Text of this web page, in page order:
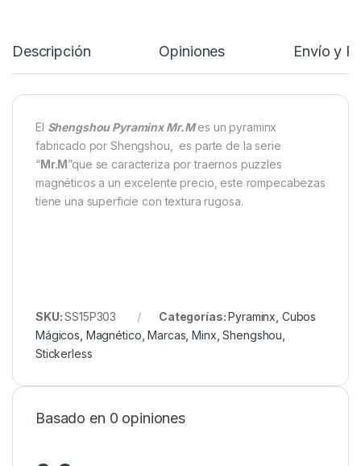
Descripción Opiniones Envío y
El Shengshou Pyraminx Mr.Mes un pyraminx
fabricado por Shengshou, es parte de la serie
“Mr.M ”que se caracteriza por traernos puzzles
magnéticos a un excelente precio, este rompecabezas
tiene una superficie con textura rugosa.
SKU:SS15P303 Categorías: Pyraminx, Cubos
Mágicos, Magnético, Marcas, Minx,Shengshou,
Stickerless
Basado en 0 opiniones